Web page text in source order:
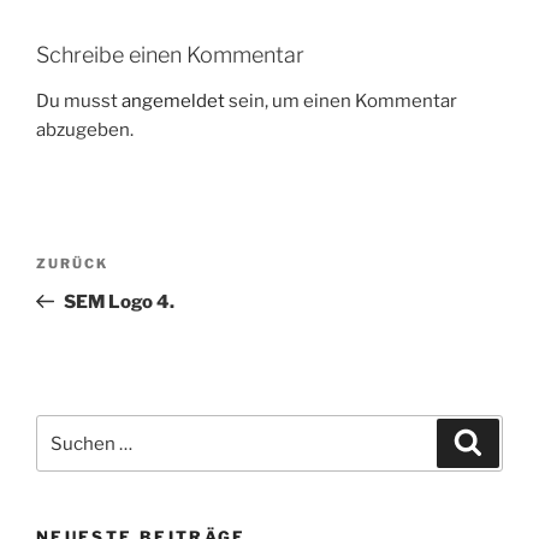
Schreibe einen Kommentar
Du musstangemeldetsein, um einen Kommentar
abzugeben.
Beitrags-
Vorheriger
Beitrag
ZURÜCK
SEM Logo 4.
nach: